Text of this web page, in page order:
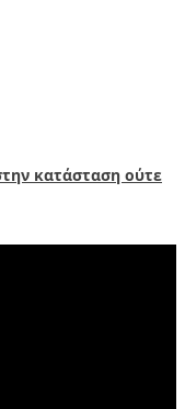
κατάσταση ούτε